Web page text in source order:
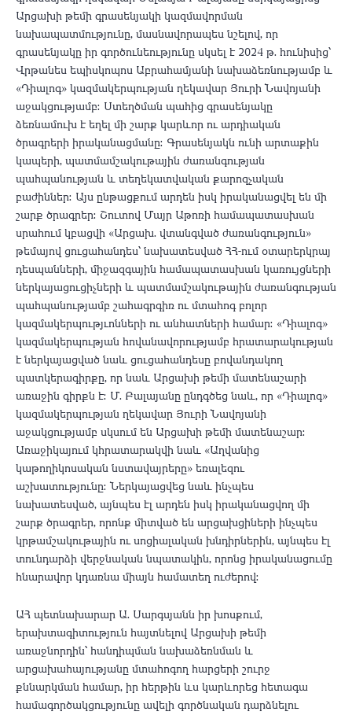
Արցախի թեմի գրասենյակի կազմավորման
նախապատմությունը, մասնավորապես նշելով, որ
գրասենյակը իր գործունեությունը սկսել է 2024 թ․ հունիսից՝
Վրթանես եպիսկոպոս Աբրահամյանի նախաձեռնությամբ և
«Դիալոգ» կազմակերպության ղեկավար Յուրի Նավոյանի
աջակցությամբ։ Ստեղծման պահից գրասենյակը
ձեռնամուխ է եղել մի շարք կարևոր ու արդիական
ծրագրերի իրականացմանը։ Գրասենյակն ունի արտաքին
կապերի, պատմամշակութային ժառանգության
պահպանության և տեղեկատվական քարոզչական
բաժիններ։ Այս ընթացքում արդեն իսկ իրականացվել են մի
շարք ծրագրեր։ Շուտով Մայր Աթոռի համապատասխան
սրահում կբացվի «Արցախ․ վտանգված ժառանգություն»
թեմայով ցուցահանդես՝ նախատեսված ՀՀ-ում օտարերկրայ
դեսպանների, միջազգային համապատասխան կառույցների
ներկայացուցիչների և պատմամշակութային ժառանգության
պահպանությամբ շահագրգիռ ու մտահոգ բոլոր
կազմակերպությւոնների ու անհատների համար։ «Դիալոգ»
կազմակերպության հովանավորությամբ հրատարակության
է ներկայացված նաև ցուցահանդեսը բովանդակող
պատկերագիրքը, որ նաև Արցախի թեմի մատենաշարի
առաջին գիրքն է։ Մ․ Բալայանը ընդգծեց նաև, որ «Դիալոգ»
կազմակերպության ղեկավար Յուրի Նավոյանի
աջակցությամբ սկսում են Արցախի թեմի մատենաշար։
Առաջիկայում կհրատարակվի նաև «Աղվանից
կաթողիկոսական նստավայրերը» եռալեզու
աշխատությունը։ Ներկայացվեց նաև ինչպես
նախատեսված, այնպես էլ արդեն իսկ իրականացվող մի
շարք ծրագրեր, որոնք միտված են արցախցիների ինչպես
կրթամշակութային ու սոցիալական խնդիրներին, այնպես էլ
տունդարձի վերջնական նպատակին, որոնց իրականացումը
հնարավոր կդառնա միայն համատեղ ուժերով։
ԱՀ պետնախարար Ա․ Սարգսյանն իր խոսքում,
երախտագիտություն հայտնելով Արցախի թեմի
առաջնորդին՝ հանդիպման նախաձեռնման և
արցախահայությանը մտահոգող հարցերի շուրջ
քննարկման համար, իր հերթին ևս կարևորեց հետագա
համագործակցությունը ավելի գործնական դարձնելու